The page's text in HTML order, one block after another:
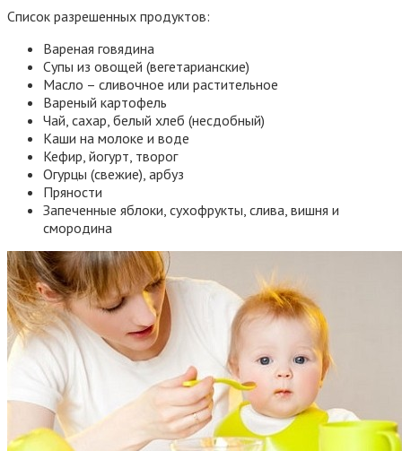
Список разрешенных продуктов:
Вареная говядина
Супы из овощей (вегетарианские)
Масло – сливочное или растительное
Вареный картофель
Чай, сахар, белый хлеб (несдобный)
Каши на молоке и воде
Кефир, йогурт, творог
Огурцы (свежие), арбуз
Пряности
Запеченные яблоки, сухофрукты, слива, вишня и
смородина